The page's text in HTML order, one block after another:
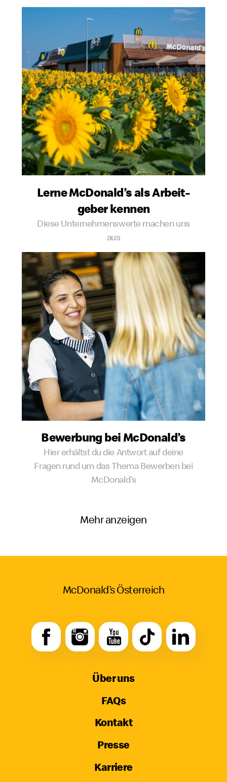
Lerne McDonald’s als Arbeit­
geber kennen
Diese Unternehmenswerte machen uns
aus
Bewerbung bei McDonald’s
Hier erhältst du die Antwort auf deine
Fragen rund um das Thema Bewerben bei
McDonald’s
Mehr anzeigen
McDonald’s Österreich
Über uns
FAQs
Kontakt
Presse
Karriere